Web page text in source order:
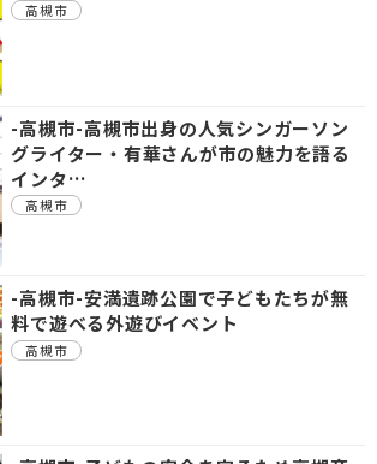
高槻市
-高槻市-高槻市出身の人気シンガーソン
グライター・有華さんが市の魅力を語る
インタ…
高槻市
-高槻市-安満遺跡公園で子どもたちが無
料で遊べる外遊びイベント
高槻市